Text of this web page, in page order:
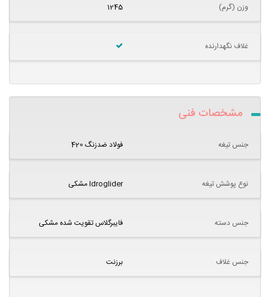
وزن (گرم) 1245
غلاف نگهدارنده
مشخصات فنی
جنس تیغه فولاد ضدزنگ 420
نوع پوشش تیغه Idroglider مشکی
جنس دسته فایبرگلاس تقویت شده مشکی
جنس غلاف برزنت